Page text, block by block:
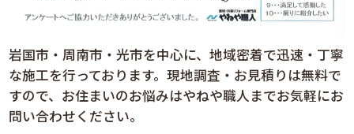
岩国市・周南市・光市を中心に、地域密着で迅速・丁寧
な施工を行っております。現地調査・お見積りは無料で
すので、お住まいのお悩みはやねや職人までお気軽にお
問い合わせください。